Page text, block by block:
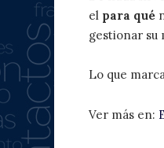
el para qué
gestionar su
Lo que
Ver más en: